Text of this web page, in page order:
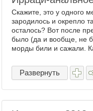
Скажите, это у одного
зародилось и окрепло
осталось? Вот после
было (да и вообще, не
морды били и сажали.
Развернуть